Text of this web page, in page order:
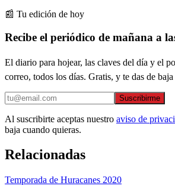
📰 Tu edición de hoy
Recibe el periódico de mañana a
El diario para hojear, las claves del día y el
correo, todos los días. Gratis, y te das de
Suscribirme
Al suscribirte aceptas nuestro aviso de
baja cuando quieras.
Relacionadas
Temporada de Huracanes 2020